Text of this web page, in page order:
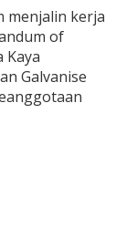
menjalin kerja
of
Kaya
Galvanise